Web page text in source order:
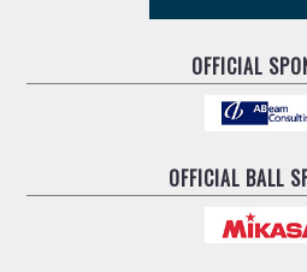
OFFICIAL
OFFICIAL BALL